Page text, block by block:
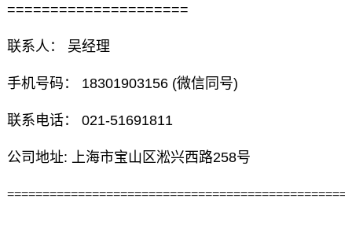
=====================
联系人： 吴经理
手机号码： 18301903156 (微信同号)
联系电话： 021-51691811
公司地址: 上海市宝山区淞兴西路258号